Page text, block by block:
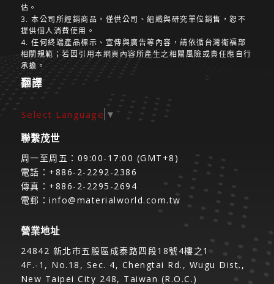
估。
3. 本公司所經銷商品，僅供公司、組織與研究單位銷售，恕不
提供個人消費使用。
4. 任何終端產品標示、宣傳與廣告等內容，請依循台灣衛福部
相關規範；若因引用本網頁內容所產生之相關風險或責任應自行
承擔。
翻譯
Select Language ▼
聯繫茂世
周一至周五：09:00-17:00 (GMT+8)
電話：+886-2-2292-2386
傳真：+886-2-2295-2694
電郵：info@materialworld.com.tw
營業地址
24842 新北市五股區成泰路四段18號4樓之1
4F.-1, No.18, Sec. 4, Chengtai Rd., Wugu Dist.,
New Taipei City 248, Taiwan (R.O.C.)